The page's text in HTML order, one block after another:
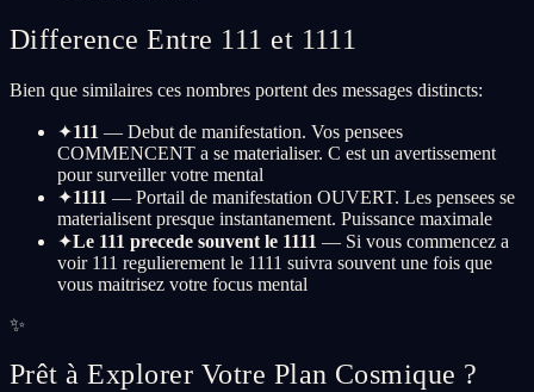
Difference Entre 111 et 1111
Bien que similaires ces nombres portent des messages distincts:
✦111 — Debut de manifestation. Vos pensees
COMMENCENT a se materialiser. C est un avertissement
pour surveiller votre mental
✦1111 — Portail de manifestation OUVERT. Les pensees se
materialisent presque instantanement. Puissance maximale
✦Le 111 precede souvent le 1111 — Si vous commencez a
voir 111 regulierement le 1111 suivra souvent une fois que
vous maitrisez votre focus mental
✨
Prêt à Explorer Votre Plan Cosmique ?